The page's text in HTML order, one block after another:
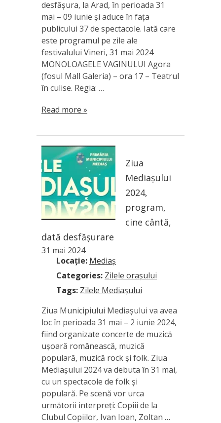
desfășura, la Arad, în perioada 31
mai – 09 iunie și aduce în fața
publicului 37 de spectacole. Iată care
este programul pe zile ale
festivalului Vineri, 31 mai 2024
MONOLOAGELE VAGINULUI Agora
(fosul Mall Galeria) – ora 17 – Teatrul
în culise. Regia: …
Read more »
Ziua
Mediașului
2024,
program,
cine cântă,
dată desfășurare
31 mai 2024
Locație: Mediaș
Categories: Zilele orașului
Tags: Zilele Mediașului
Ziua Municipiului Mediașului va avea
loc în perioada 31 mai – 2 iunie 2024,
fiind organizate concerte de muzică
ușoară românească, muzică
populară, muzică rock și folk. Ziua
Mediașului 2024 va debuta în 31 mai,
cu un spectacole de folk și
populară. Pe scenă vor urca
următorii interpreți: Copiii de la
Clubul Copiilor, Ivan Ioan, Zoltan …